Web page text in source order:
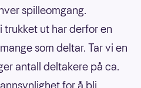
spilleomgang.
trukket ut har derfor en
som deltar. Tar vi en
antall deltakere på ca.